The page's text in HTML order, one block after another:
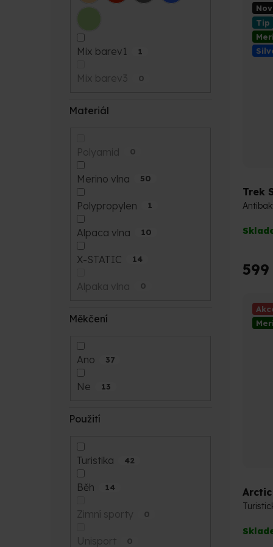
Mix barev1 1
Mix barev3 0
Materiál
Polyamid 0
Merino vlna 50
Polypropylen 1
Alpaca vlna 10
X-STATIC 14
Alpaka vlna 0
Měkčení
Ano 37
Ne 13
Použití
Turistika 42
Běh 14
Zimní sporty 0
Unisport 0
Tip
Trek
je
5,0